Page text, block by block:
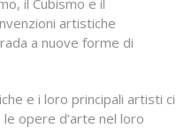
il Cubismo e il
artistiche
a nuove forme di
e i loro principali artisti ci
opere d’arte nel loro